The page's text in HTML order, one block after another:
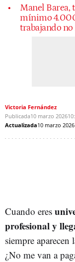
Manel Barea,
mínimo 4.000
trabajando no
Victoria Fernández
Publicada10 marzo 2026
Actualizada10 marzo 2026
Cuando eres
profesional y
siempre aparecen
¿No me van a